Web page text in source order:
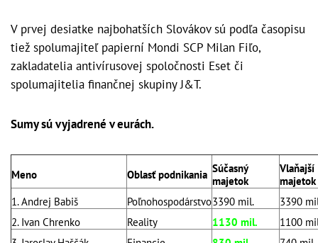
V prvej desiatke najbohatších Slovákov sú podľa časopisu
tiež spolumajiteľ papierní Mondi SCP Milan Fiľo,
zakladatelia antivírusovej spoločnosti Eset či
spolumajitelia finančnej skupiny J&T.
Sumy sú vyjadrené v eurách.
Meno Oblasť podnikania Súčasný
majetok
Vlaňajší
majetok
1. Andrej Babiš
Poľnohospodárstvo3390 mil. 3390
2. Ivan Chrenko
Reality 1130 mil.
1100